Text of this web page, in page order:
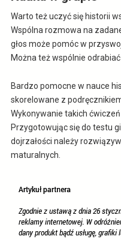
Warto też uczyć się historii
Wspólna rozmowa na
głos może pomóc w
Można też wspólnie
Bardzo pomocne w nauce
skorelowane z
Wykonywanie takich
Przygotowując się do testu
dojrzałości należy
maturalnych.